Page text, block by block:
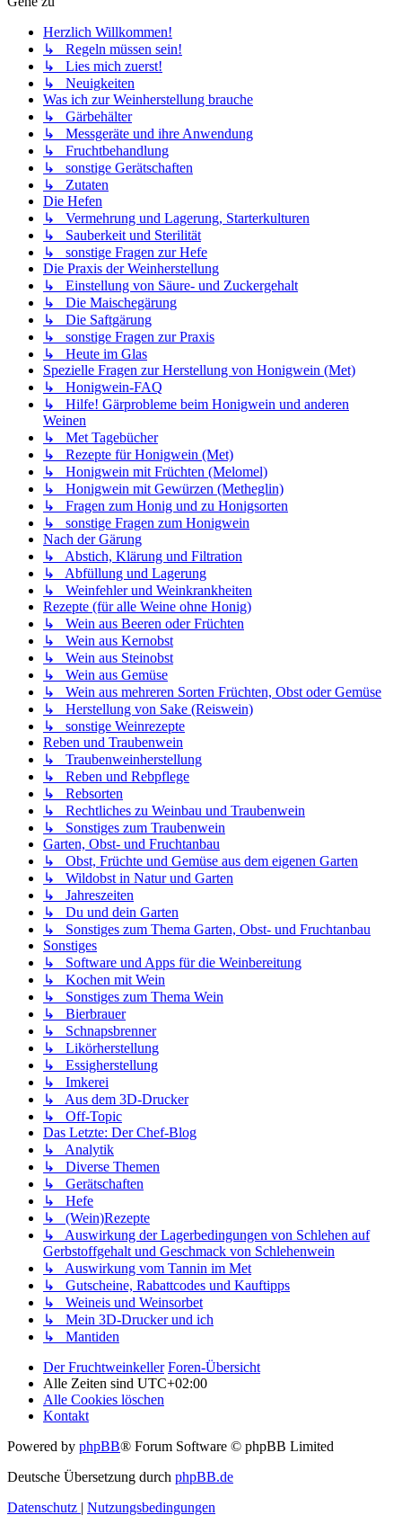
Nach der Gärung
↳ Abstich, Klärung und Filtration
↳ Abfüllung und Lagerung
↳ Weinfehler und Weinkrankheiten
Rezepte (für alle Weine ohne Honig)
↳ Wein aus Beeren oder Früchten
↳ Wein aus Kernobst
↳ Wein aus Steinobst
↳ Wein aus Gemüse
↳ Wein aus mehreren Sorten Früchten, Obst oder Gemüse
↳ Herstellung von Sake (Reiswein)
↳ sonstige Weinrezepte
Reben und Traubenwein
↳ Traubenweinherstellung
↳ Reben und Rebpflege
↳ Rebsorten
↳ Rechtliches zu Weinbau und Traubenwein
↳ Sonstiges zum Traubenwein
Garten, Obst- und Fruchtanbau
↳ Obst, Früchte und Gemüse aus dem eigenen Garten
↳ Wildobst in Natur und Garten
↳ Jahreszeiten
↳ Du und dein Garten
↳ Sonstiges zum Thema Garten, Obst- und Fruchtanbau
Sonstiges
↳ Software und Apps für die Weinbereitung
↳ Kochen mit Wein
↳ Sonstiges zum Thema Wein
↳ Bierbrauer
↳ Schnapsbrenner
↳ Likörherstellung
↳ Essigherstellung
↳ Imkerei
↳ Aus dem 3D-Drucker
↳ Off-Topic
Das Letzte: Der Chef-Blog
↳ Analytik
↳ Diverse Themen
↳ Gerätschaften
↳ Hefe
↳ (Wein)Rezepte
↳ Auswirkung der Lagerbedingungen von Schlehen auf
Gerbstoffgehalt und Geschmack von Schlehenwein
↳ Auswirkung vom Tannin im Met
↳ Gutscheine, Rabattcodes und Kauftipps
↳ Weineis und Weinsorbet
↳ Mein 3D-Drucker und ich
↳ Mantiden
Der Fruchtweinkeller Foren-Übersicht
Alle Zeiten sindUTC+02:00
Alle Cookies löschen
Kontakt
Powered byphpBB® Forum Software © phpBB Limited
Deutsche Übersetzung durch
Datenschutz |Nutzungsbedingungen